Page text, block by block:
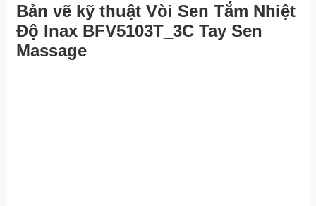
Bản vẽ kỹ thuật Vòi Sen Tắm Nhiệt
Độ Inax BFV5103T_3C Tay Sen
Massage